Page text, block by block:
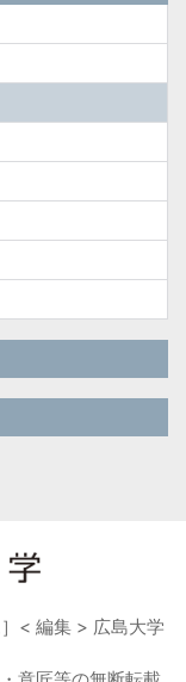
< 編集 > 広島大学